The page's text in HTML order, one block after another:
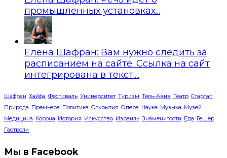
промышленных установках...
Елена Шафран: Вам нужно следить за
расписанием на сайте. Ссылка на сайт
интегрирована в текст....
Шафран Хайфа Фестиваль Университет Туризм Тель-Авив Театр Стартап
Природа Премьера Политика Открытия Опера Наука Музыка Музей
Медицина Корона История Искусство Израиль Знаменитости Еда Гешер
Гастроли
Мы в Facebook